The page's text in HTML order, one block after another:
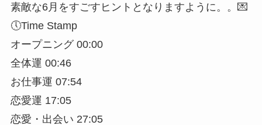
素敵な6月をすごすヒントとなりますように。。💌
🕔Time Stamp
オープニング 00:00
全体運 00:46
お仕事運 07:54
恋愛運 17:05
恋愛・出会い 27:05